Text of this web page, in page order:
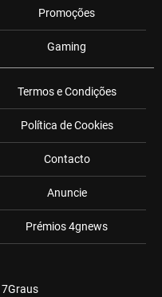
Promoções
Gaming
Termos e Condições
Política de Cookies
Contacto
Anuncie
Prémios 4gnews
7Graus